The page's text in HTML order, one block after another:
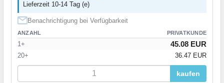
Lieferzeit 10-14 Tag (e)
Benachrichtigung bei Verfügbarkeit
ANZAHL PRIVATKUNDE
1+ 45.08 EUR
20+ 36.47 EUR
kaufen